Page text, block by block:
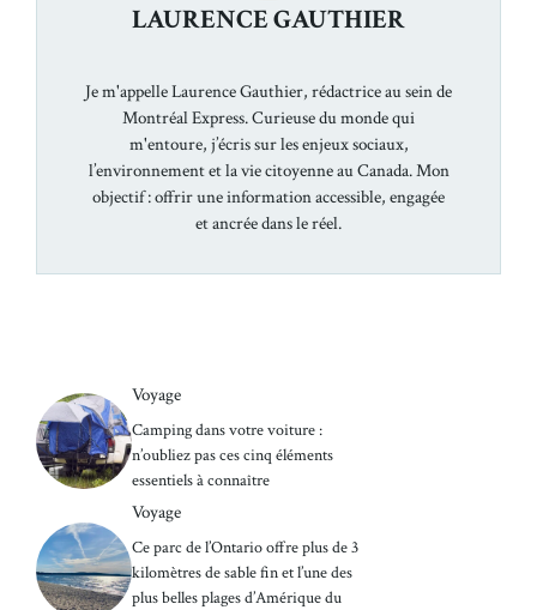
LAURENCE GAUTHIER
Je m'appelle Laurence Gauthier, rédactrice au sein de
Montréal Express. Curieuse du monde qui
m'entoure, j’écris sur les enjeux sociaux,
l’environnement et la vie citoyenne au Canada. Mon
objectif : offrir une information accessible, engagée
et ancrée dans le réel.
Voyage
Camping dans votre voiture :
n’oubliez pas ces cinq éléments
essentiels à connaître
Voyage
Ce parc de l’Ontario offre plus de 3
kilomètres de sable fin et l’une des
plus belles plages d’Amérique du